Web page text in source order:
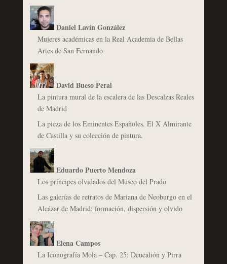
Daniel Lavín González
Mujeres académicas en la Real Academia de Bellas
Artes de San Fernando
David Bueso Peral
La pintura mural de la escalera de las Descalzas Reales
de Madrid
La pieza de los Eminentes Españoles. El X Almirante
de Castilla y su colección de pintura.
Eduardo Puerto Mendoza
Los príncipes olvidados del Museo del Prado
Las galerías de retratos de Mariana de Neoburgo en el
Alcázar de Madrid: formación, dispersión y olvido
Elena Campos
La Iconografía Mola – Cap. 25: Deucalión y Pirra